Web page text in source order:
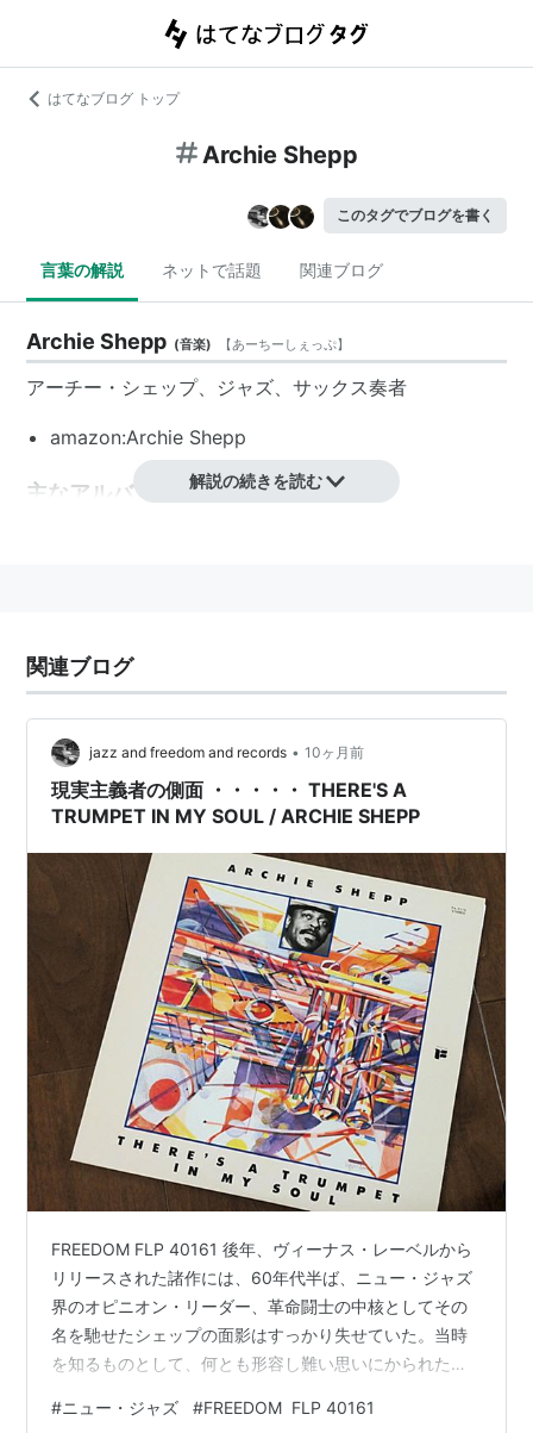
はてなブログ トップ
Archie Shepp
このタグでブログを書く
言葉の解説 ネットで話題 関連ブログ
Archie Shepp (音楽) 【あーちーしぇっぷ】
アーチー・シェップ、ジャズ、サックス奏者
amazon:Archie Shepp
主なアルバム 解説の続きを読む
関連ブログ
jazz and freedom and records • 10ヶ月前
現実主義者の側面 ・・・・・ THERE'S A
TRUMPET IN MY SOUL / ARCHIE SHEPP
FREEDOM FLP 40161 後年、ヴィーナス・レーベルから
リリースされた諸作には、60年代半ば、ニュー・ジャズ
界のオピニオン・リーダー、革命闘士の中核としてその
名を馳せたシェップの面影はすっかり失せていた。当時
を知るものとして、何とも形容し難い思いにかられたの
くし、フュージョンがジャズ・シーンを席捲していた
#ニュー・ジャズ #FREEDOM FLP 40161